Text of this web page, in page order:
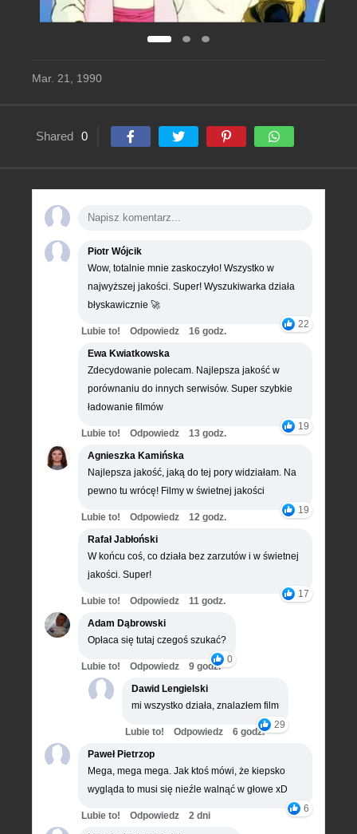
Mar. 21, 1990
Shared 0
Piotr Wójcik
Wow, totalnie mnie zaskoczyło! Wszystko w
najwyższej jakości. Super! Wyszukiwarka działa
błyskawicznie 🚀
22
Lubie to! Odpowiedz
16 godz.
Ewa Kwiatkowska
Zdecydowanie polecam. Najlepsza jakość w
porównaniu do innych serwisów. Super szybkie
ładowanie filmów
19
Lubie to! Odpowiedz
13 godz.
Agnieszka Kamińska
Najlepsza jakość, jaką do tej pory widziałam. Na
pewno tu wrócę! Filmy w świetnej jakości
19
Lubie to! Odpowiedz
12 godz.
Rafał Jabłoński
W końcu coś, co działa bez zarzutów i w świetnej
jakości. Super!
17
Lubie to! Odpowiedz
11 godz.
Adam Dąbrowski
Opłaca się tutaj czegoś szukać?
0
Lubie to! Odpowiedz
9 godz.
Dawid Lengielski
mi wszystko działa, znalazłem film
29
Lubie to! Odpowiedz
6 godz.
Paweł Pietrzop
Mega, mega mega. Jak ktoś mówi, że kiepsko
wygląda to musi się nieźle walnąć w głowe xD
6
Lubie to! Odpowiedz
2 dni